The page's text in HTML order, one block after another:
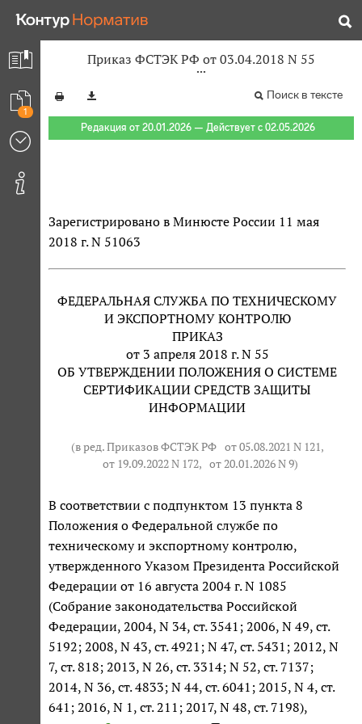
1
Приказ ФСТЭК РФ от 03.04.2018 N 55
Поиск в тексте
Редакция от 20.01.2026 — Действует с 02.05.2026
Зарегистрировано в Минюсте России 11 мая
2018 г. N 51063
ФЕДЕРАЛЬНАЯ СЛУЖБА ПО ТЕХНИЧЕСКОМУ
И ЭКСПОРТНОМУ КОНТРОЛЮ
ПРИКАЗ
от 3 апреля 2018 г. N 55
ОБ УТВЕРЖДЕНИИ ПОЛОЖЕНИЯ О СИСТЕМЕ
СЕРТИФИКАЦИИ СРЕДСТВ ЗАЩИТЫ
ИНФОРМАЦИИ
(в ред. Приказов ФСТЭК РФ от 05.08.2021 N 121,
от 19.09.2022 N 172, от 20.01.2026 N 9)
В соответствии с подпунктом 13 пункта 8
Положения о Федеральной службе по
техническому и экспортному контролю,
утвержденного Указом Президента Российской
Федерации от 16 августа 2004 г. N 1085
(Собрание законодательства Российской
Федерации, 2004, N 34, ст. 3541; 2006, N 49, ст.
5192; 2008, N 43, ст. 4921; N 47, ст. 5431; 2012, N
7, ст. 818; 2013, N 26, ст. 3314; N 52, ст. 7137;
2014, N 36, ст. 4833; N 44, ст. 6041; 2015, N 4, ст.
641; 2016, N 1, ст. 211; 2017, N 48, ст. 7198),